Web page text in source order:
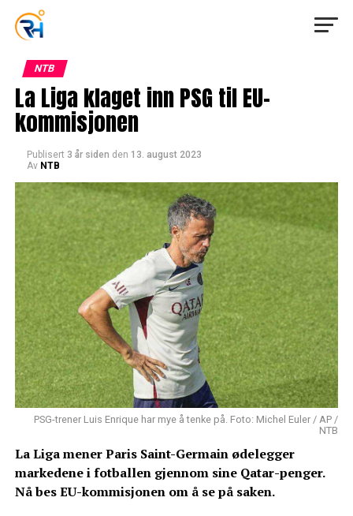
NTB
La Liga klaget inn PSG til EU-
kommisjonen
Publisert 3 år siden den 13. august 2023
Av NTB
PSG-trener Luis Enrique har mye å tenke på. Foto: Michel Euler / AP /
NTB
La Liga mener Paris Saint-Germain ødelegger
markedene i fotballen gjennom sine Qatar-penger.
Nå bes EU-kommisjonen om å se på saken.